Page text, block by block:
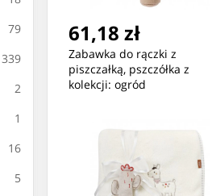
79
339
2
1
16
5
61,18 zł
Zabawka do rączki z
piszczałką, pszczółka z
kolekcji: ogród